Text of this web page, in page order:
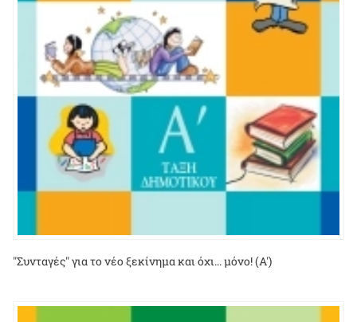
"Συνταγές" για το νέο ξεκίνημα και όχι... μόνο! (Α')